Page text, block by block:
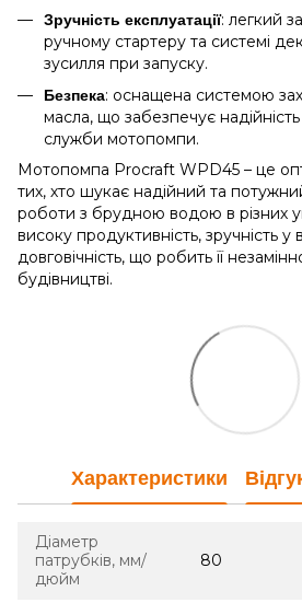
Зручність експлуатації: легкий
ручному стартеру та системі
зусилля при запуску.
Безпека: оснащена системою
масла, що забезпечує
служби мотопомпи.
Мотопомпа Procraft WPD45 – це
тих, хто шукає надійний та
роботи з брудною водою в різних
високу продуктивність, зручність у
довговічність, що робить її
будівництві.
Характеристики
Діаметр
патрубків, мм/
дюйм
80